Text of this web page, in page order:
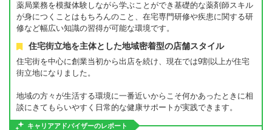
薬局業務を模擬体験しながら学ぶことができ基礎的な薬剤師スキル
が身につくことはもちろんのこと、在宅専門研修や疾患に関する研
修など幅広い知識の習得が可能な環境です。
住宅街立地を主体とした地域密着型の店舗スタイル
住宅街を中心に創業当初から出店を続け、現在では9割以上が住宅
街立地になりました。
地域の方々が生活する環境に一番近いからこそ何かあったときに相
談にきてもらいやすく日常的な健康サポートが実践できます。
キャリアアドバイザーのレポート